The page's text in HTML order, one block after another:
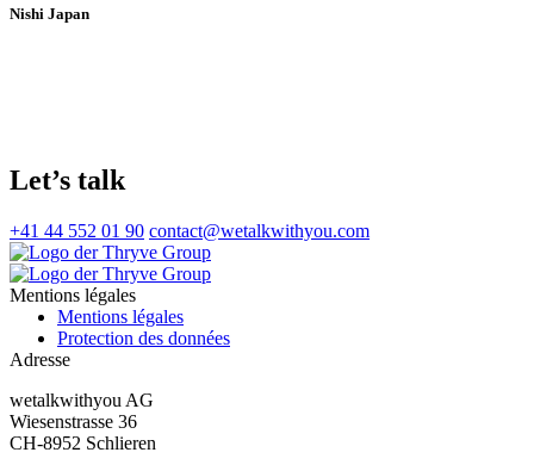
Nishi Japan
Let’s talk
+41 44 552 01 90 contact@wetalkwithyou.com
Mentions légales
Mentions légales
Protection des données
Adresse
wetalkwithyou AG
Wiesenstrasse 36
CH-8952 Schlieren